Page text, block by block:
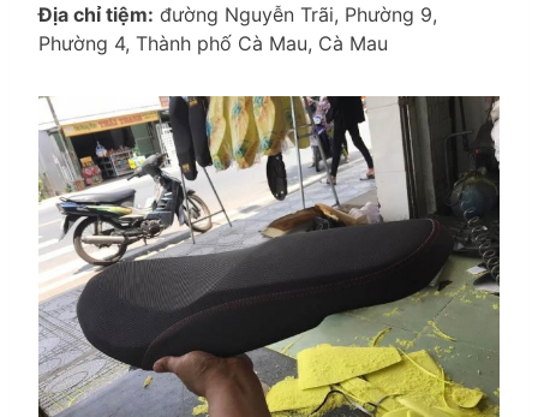
Địa chỉ tiệm: đường Nguyễn Trãi, Phường 9,
Phường 4, Thành phố Cà Mau, Cà Mau